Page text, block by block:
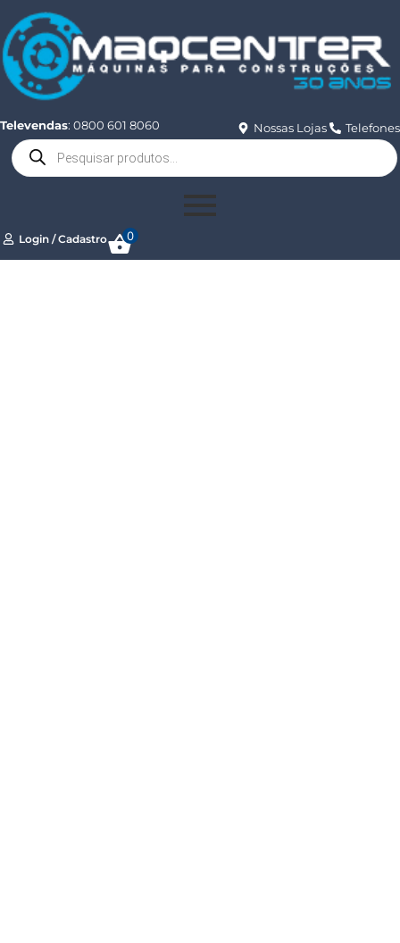
Televendas: 0800 601 8060 Nossas Lojas Telefones
Login / Cadastro 0